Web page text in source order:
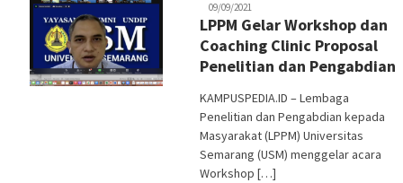
09/09/2021
LPPM Gelar Workshop dan
Coaching Clinic Proposal
Penelitian dan Pengabdian
KAMPUSPEDIA.ID – Lembaga
Penelitian dan Pengabdian kepada
Masyarakat (LPPM) Universitas
Semarang (USM) menggelar acara
Workshop […]